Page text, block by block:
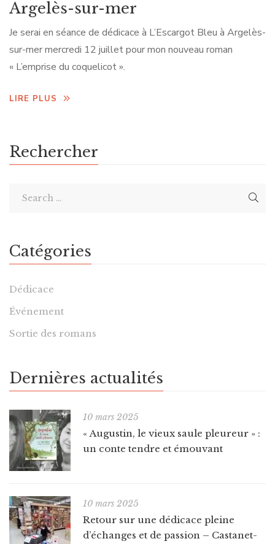
Argelès-sur-mer
Je serai en séance de dédicace à L’Escargot Bleu à Argelès-
sur-mer mercredi 12 juillet pour mon nouveau roman
« L’emprise du coquelicot ».
LIRE PLUS
Rechercher
Catégories
Dédicace
Événement
Sortie des romans
Dernières actualités
10 mars 2025
« Augustin, le vieux saule pleureur » :
un conte tendre et émouvant
10 mars 2025
Retour sur une dédicace pleine
d’échanges et de passion – Castanet-